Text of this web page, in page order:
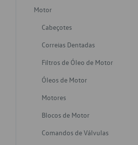
Motor
Cabeçotes
Correias Dentadas
Filtros de Óleo de Motor
Óleos de Motor
Motores
Blocos de Motor
Comandos de Válvulas